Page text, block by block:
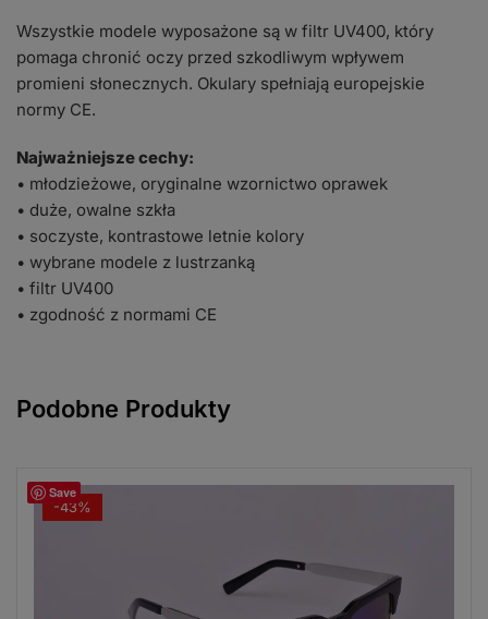
Wszystkie modele wyposażone są w filtr UV400, który
pomaga chronić oczy przed szkodliwym wpływem
promieni słonecznych. Okulary spełniają europejskie
normy CE.
Najważniejsze cechy:
• młodzieżowe, oryginalne wzornictwo oprawek
• duże, owalne szkła
• soczyste, kontrastowe letnie kolory
• wybrane modele z lustrzanką
• filtr UV400
• zgodność z normami CE
Podobne Produkty
Save
-43%